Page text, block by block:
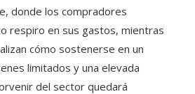
donde los compradores
respiro en sus gastos, mientras
cómo sostenerse en un
limitados y una elevada
del sector quedará